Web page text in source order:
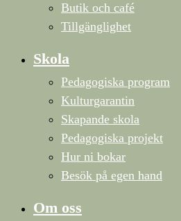
Butik och café
Tillgänglighet
Skola
Pedagogiska program
Kulturgarantin
Skapande skola
Pedagogiska projekt
Hur ni bokar
Besök på egen hand
Om oss